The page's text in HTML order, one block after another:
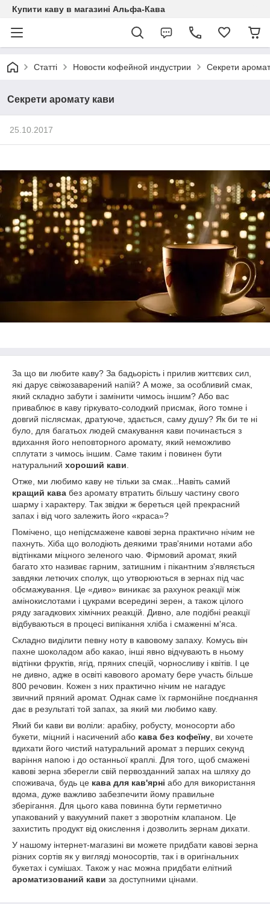
Купити каву в магазині Альфа-Кава
Статті Новости кофейной индустрии Секрети
Секрети аромату кави
25.10.2017
За що ви любите каву? За бадьорість і прилив життєвих сил,
які дарує свіжозаварений напій? А може, за особливий смак,
який складно забути і замінити чимось іншим? Або вас
приваблює в каву гіркувато-солодкий присмак, його томне і
довгий післясмак, дратуюче, здається, саму душу? Як би те ні
було, для багатьох людей смакування кави починається з
вдихання його неповторного аромату, який неможливо
сплутати з чимось іншим. Саме таким і повинен бути
натуральний хороший кави
Отже, ми любимо каву не тільки за смак...Навіть самий
кращий кава без аромату втратить більшу частину свого
шарму і характеру. Так звідки ж береться цей прекрасний
запах і від чого залежить його «краса»?
Помічено, що непідсмажене кавові зерна практично нічим не
пахнуть. Хіба що володіють деякими трав'яними нотами або
відтінками міцного зеленого чаю. Фірмовий аромат, який
багато хто називає гарним, затишним і пікантним з'являється
завдяки летючих сполук, що утворюються в зернах під час
обсмажування. Це «диво» виникає за рахунок реакції між
амінокислотами і цукрами всередині зерен, а також цілого
ряду загадкових хімічних реакцій. Дивно, але подібні реакції
відбуваються в процесі випікання хліба і смаженні м'яса.
Складно виділити певну ноту в кавовому запаху. Комусь він
пахне шоколадом або какао, інші явно відчувають в ньому
відтінки фруктів, ягід, пряних спецій, чорносливу і квітів. І це
не дивно, адже в освіті кавового аромату бере участь більше
800 речовин. Кожен з них практично нічим не нагадує
звичний пряний аромат. Однак саме їх гармонійне поєднання
дає в результаті той запах, за який ми любимо каву.
Який би кави ви воліли: арабіку, робусту, моносорти або
букети, міцний і насичений або кава без кофеїну , ви хочете
вдихати його чистий натуральний аромат з перших секунд
варіння напою і до останньої краплі. Для того, щоб смажені
кавові зерна зберегли свій первозданний запах на шляху до
споживача, будь це кава для кав'ярні або для використання
вдома, дуже важливо забезпечити йому правильне
зберігання. Для цього кава повинна бути герметично
упакований у вакуумний пакет з зворотнім клапаном. Це
захистить продукт від окислення і дозволить зернам дихати.
У нашому інтернет-магазині ви можете придбати кавові зерна
різних сортів як у вигляді моносортів, так і в оригінальних
букетах і сумішах. Також у нас можна придбати елітний
ароматизований кави за доступними цінами.